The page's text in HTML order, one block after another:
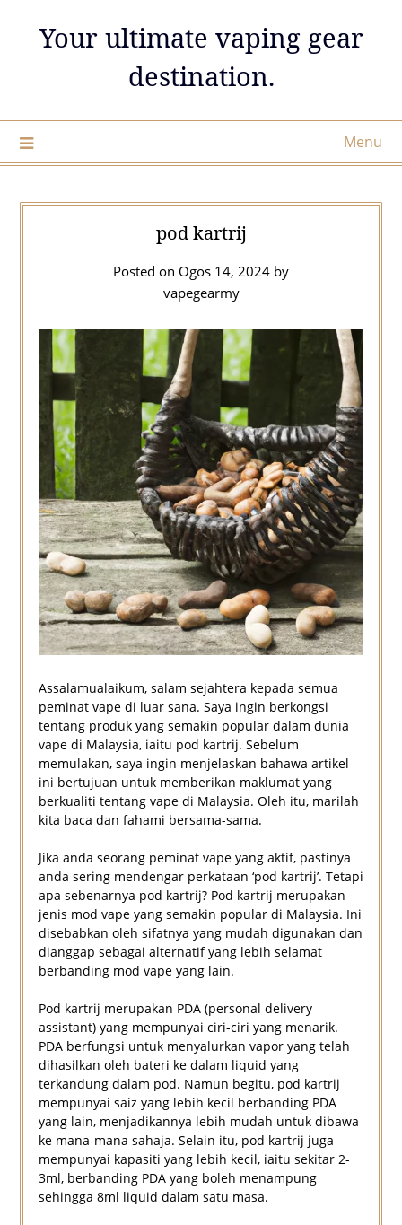
Your ultimate vaping gear
destination.
Menu
pod kartrij
Posted on Ogos 14, 2024 by
vapegearmy
Assalamualaikum, salam sejahtera kepada semua
peminat vape di luar sana. Saya ingin berkongsi
tentang produk yang semakin popular dalam dunia
vape di Malaysia, iaitu pod kartrij. Sebelum
memulakan, saya ingin menjelaskan bahawa artikel
ini bertujuan untuk memberikan maklumat yang
berkualiti tentang vape di Malaysia. Oleh itu, marilah
kita baca dan fahami bersama-sama.
Jika anda seorang peminat vape yang aktif, pastinya
anda sering mendengar perkataan ‘pod kartrij’. Tetapi
apa sebenarnya pod kartrij? Pod kartrij merupakan
jenis mod vape yang semakin popular di Malaysia. Ini
disebabkan oleh sifatnya yang mudah digunakan dan
dianggap sebagai alternatif yang lebih selamat
berbanding mod vape yang lain.
Pod kartrij merupakan PDA (personal delivery
assistant) yang mempunyai ciri-ciri yang menarik.
PDA berfungsi untuk menyalurkan vapor yang telah
dihasilkan oleh bateri ke dalam liquid yang
terkandung dalam pod. Namun begitu, pod kartrij
mempunyai saiz yang lebih kecil berbanding PDA
yang lain, menjadikannya lebih mudah untuk dibawa
ke mana-mana sahaja. Selain itu, pod kartrij juga
mempunyai kapasiti yang lebih kecil, iaitu sekitar 2-
3ml, berbanding PDA yang boleh menampung
sehingga 8ml liquid dalam satu masa.